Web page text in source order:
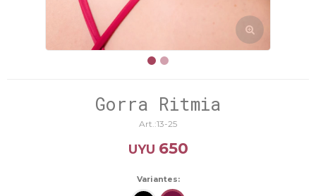
Gorra Ritmia
13-25
UYU 650
Variantes: